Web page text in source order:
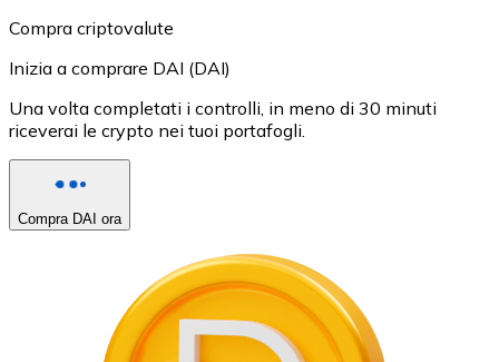
Compra criptovalute
Inizia a comprare DAI (DAI)
Una volta completati i controlli, in meno di 30 minuti
riceverai le crypto nei tuoi portafogli.
Compra DAI ora